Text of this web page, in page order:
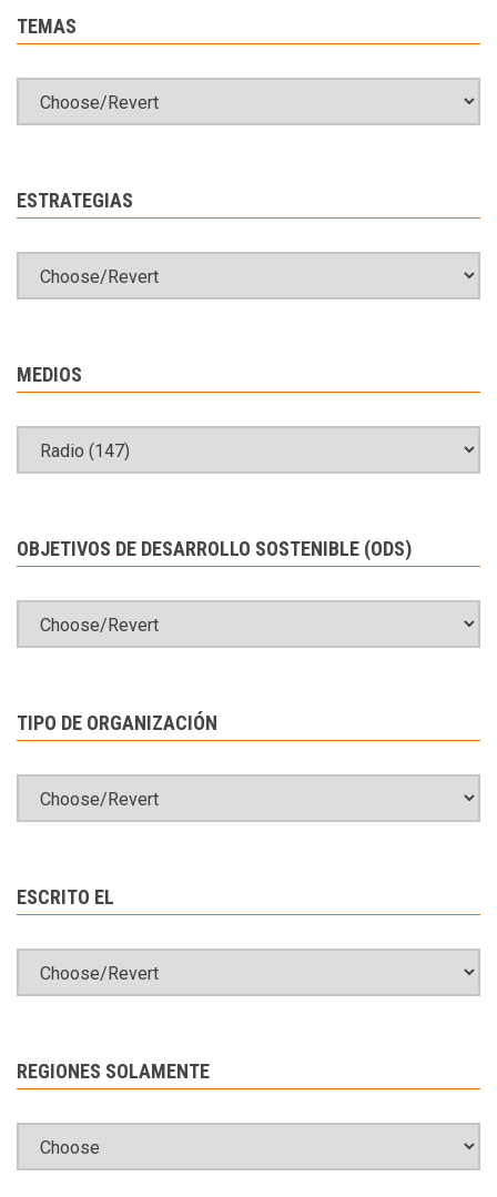
TEMAS
ESTRATEGIAS
MEDIOS
OBJETIVOS DE DESARROLLO SOSTENIBLE (ODS)
TIPO DE ORGANIZACIÓN
ESCRITO EL
REGIONES SOLAMENTE